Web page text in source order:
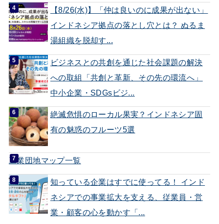
【8/26(水)】「仲は良いのに成果が出ない」
インドネシア拠点の落とし穴とは？ ぬるま
湯組織を脱却す...
ビジネスとの共創を通じた社会課題の解決
への取組「共創と革新、その先の環流へ」
中小企業・SDGsビジ...
絶滅危惧のローカル果実？インドネシア固
有の魅惑のフルーツ5選
工業団地マップ一覧
知っている企業はすでに使ってる！ インド
ネシアでの事業拡大を支える、従業員・営
業・顧客の心を動かす「...